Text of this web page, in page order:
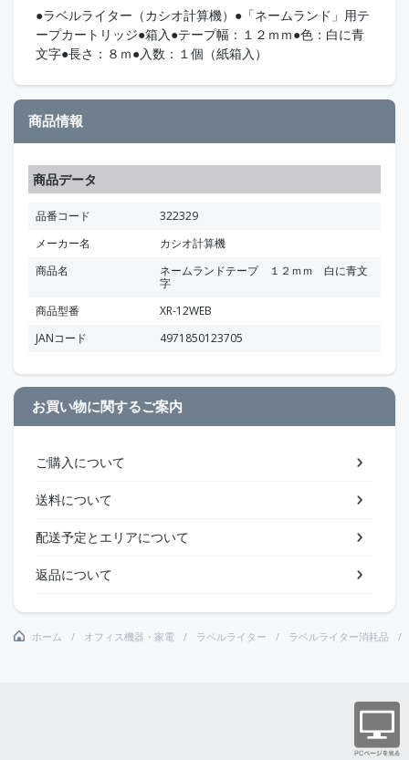
●ラベルライター（カシオ計算機）●「ネームランド」用テ
ープカートリッジ●箱入●テープ幅：１２ｍｍ●色：白に青
文字●長さ：８ｍ●入数：１個（紙箱入）
商品情報
商品データ
品番コード
322329
メーカー名
カシオ計算機
商品名
ネームランドテープ １２ｍｍ 白に青文
字
商品型番
XR-12WEB
JANコード
4971850123705
お買い物に関するご案内
ご購入について
送料について
配送予定とエリアについて
返品について
ホーム オフィス機器・家電 ラベルライター ラベルライター消耗品